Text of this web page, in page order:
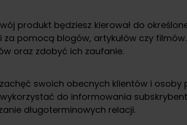
produkt będziesz kierował do
za pomocą blogów, artykułów czy
oraz zdobyć ich zaufanie.
swoich obecnych klientów i
do informowania
długoterminowych relacji.